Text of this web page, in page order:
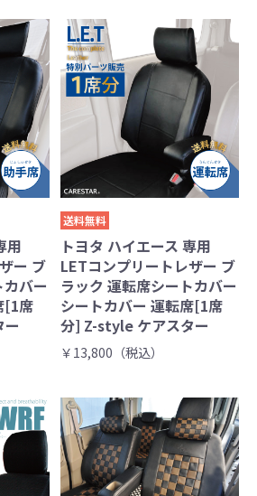
用
ー ブ
バー
[1席
送料無料
トヨタ ハイエース 専用
LETコンプリートレザー ブ
ラック 運転席シートカバー
シートカバー 運転席[1席
分] Z-style ケアスター
￥13,800（税込）